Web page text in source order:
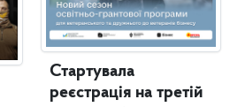
Стартувала
реєстрація на третій